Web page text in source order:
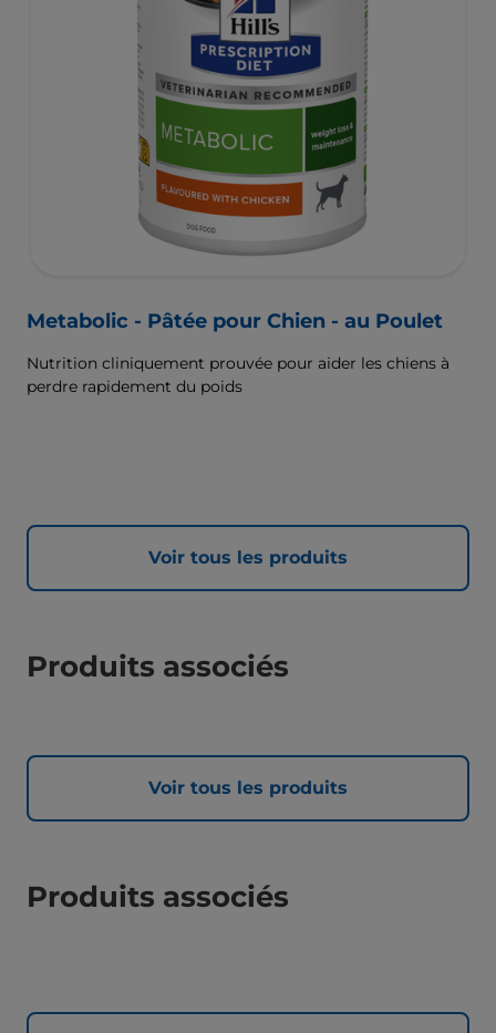
Metabolic - Pâtée pour Chien - au Poulet
Nutrition cliniquement prouvée pour aider les chiens à
perdre rapidement du poids
Voir tous les produits
Produits associés
Voir tous les produits
Produits associés